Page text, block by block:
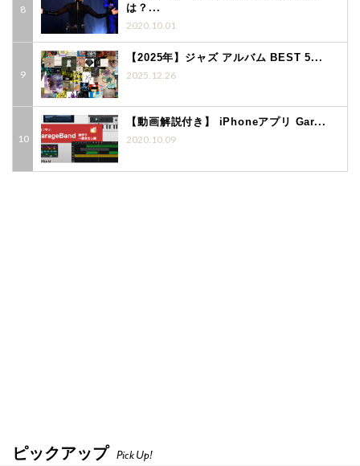
は？...
2020.10.01
【2025年】ジャズ アルバム BEST 5...
2025.12.26
【動画解説付き】 iPhoneアプリ Gar...
2020.10.09
ピックアップ Pick Up!